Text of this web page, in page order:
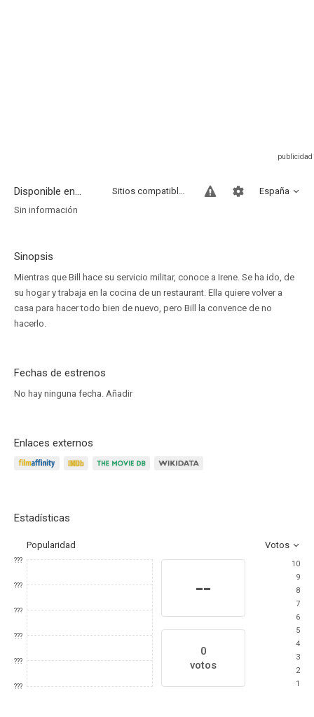
Disponible en... España
Sitios compatibles
Sin información
Sinopsis
Mientras que Bill hace su servicio militar, conoce a Irene. Se ha ido, de
su hogar y trabaja en la cocina de un restaurant. Ella quiere volver a
casa para hacer todo bien de nuevo, pero Bill la convence de no
hacerlo.
Fechas de estrenos
No hay ninguna fecha. Añadir
Enlaces externos
Estadísticas
Popularidad Votos
???
???
???
???
???
???
--
0
votos
10
9
8
7
6
5
4
3
2
1